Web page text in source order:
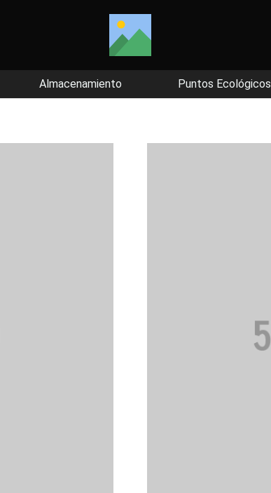
Almacenamiento Puntos Ecológicos